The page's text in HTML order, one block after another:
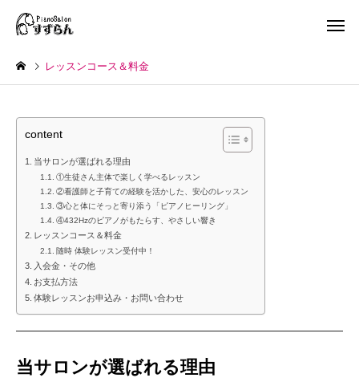
レッスンコース＆料金
content
当サロンが選ばれる理由
①生徒さん主体で楽しく学べるレッスン
②看護師と子育ての経験を活かした、安心のレッスン
③心と体にそっと寄り添う「ピアノヒーリング」
④432Hzのピアノがもたらす、やさしい響き
レッスンコース＆料金
随時 体験レッスン受付中！
入会金・その他
お支払方法
体験レッスンお申込み・お問い合わせ
当サロンが選ばれる理由